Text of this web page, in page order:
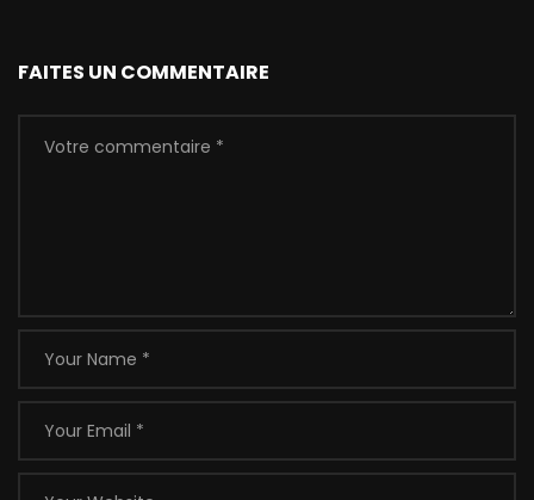
FAITES UN COMMENTAIRE